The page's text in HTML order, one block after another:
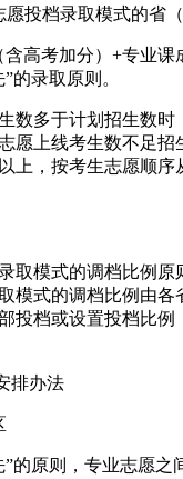
愿投档录取模式的省（
高考加分）+专业课
的录取原则。
数多于计划招生数时
愿上线考生数不足招
上，按考生志愿顺序
取模式的调档比例原
模式的调档比例由各
投档或设置投档比例
排办法
的原则，专业志愿之